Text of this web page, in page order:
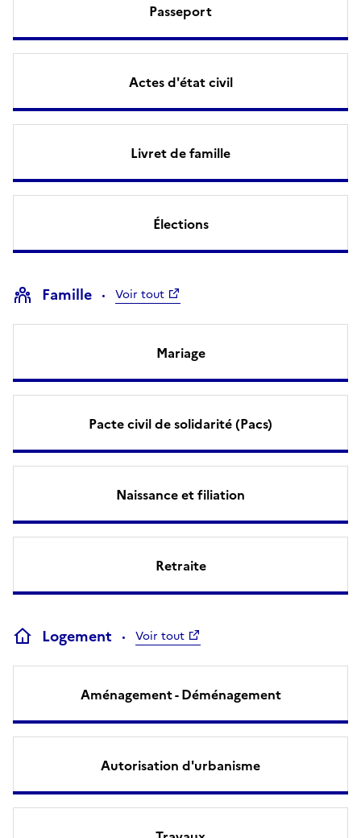
Passeport
Actes d'état civil
Livret de famille
Élections
Famille Voir tout
Mariage
Pacte civil de solidarité (Pacs)
Naissance et filiation
Retraite
Logement Voir tout
Aménagement - Déménagement
Autorisation d'urbanisme